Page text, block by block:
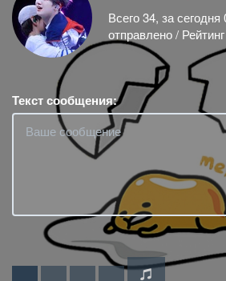
Всего 34, за
отправлено /
Текст сообщения: